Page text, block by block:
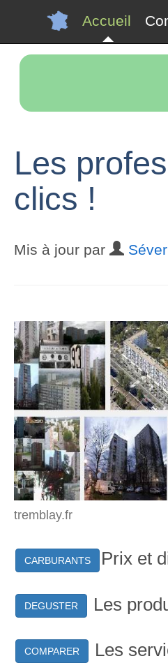
Accueil
Les
clics !
Mis à jour par
tremblay.fr
CARBURANTS Prix et
DEGUSTER Les
COMPARER Les